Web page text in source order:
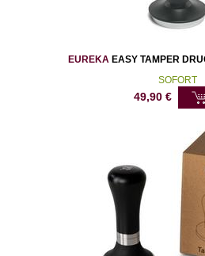
EUREKAEASY TAMPER
SOFORT
49,90 €